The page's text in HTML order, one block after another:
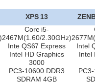
XPS 13
Core i5-
2467M(1.60/2.30GHz)
Inte QS67 Express
Intel
Intel HD Graphics
3000
Intel
PC3-10600 DDR3
SDRAM 4GB